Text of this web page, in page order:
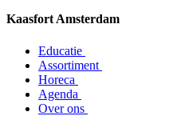
Kaasfort Amsterdam
Educatie
Assortiment
Horeca
Agenda
Over ons